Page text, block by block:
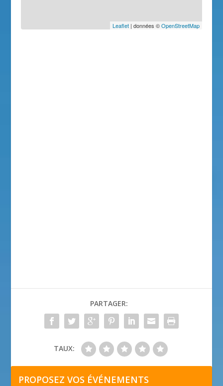
Leaflet| données ©OpenStreetMap
PARTAGER:
TAUX:
PROPOSEZ VOS ÉVÉNEMENTS